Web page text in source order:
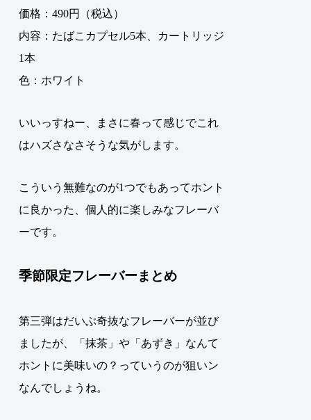
価格：490円（税込）
内容：たばこカプセル5本、カートリッジ
1本
色：ホワイト
いいっすねー、まさに春って感じでこれ
はハズさなさそうな気がします。
こういう無難なのが1つでもあってホント
に良かった、個人的に楽しみなフレーバ
ーです。
季節限定フレーバーまとめ
第三弾はだいぶ奇抜なフレーバーが並び
ましたが、「抹茶」や「あずき」なんて
ホントに美味いの？っていうのが狙いン
なんでしょうね。